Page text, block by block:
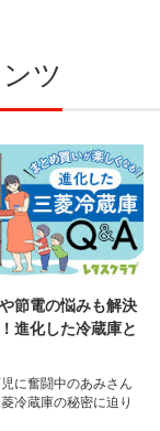
ツ
節電の悩みも解決
進化した冷蔵庫と
に奮闘中のあみさん
冷蔵庫の秘密に迫り